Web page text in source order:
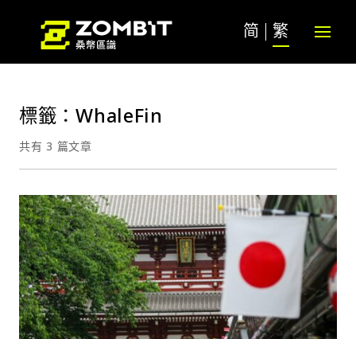
简 繁
標籤：WhaleFin
共有 3 篇文章